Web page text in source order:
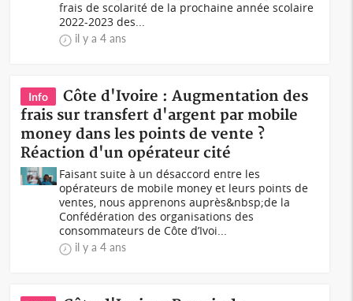
frais de scolarité de la prochaine année scolaire
2022-2023 des...
il y a 4 ans
Info
Côte d'Ivoire : Augmentation des
frais sur transfert d'argent par mobile
money dans les points de vente ?
Réaction d'un opérateur cité
Faisant suite à un désaccord entre les
opérateurs de mobile money et leurs points de
ventes, nous apprenons auprès&nbsp;de la
Confédération des organisations des
consommateurs de Côte d’Ivoi...
il y a 4 ans